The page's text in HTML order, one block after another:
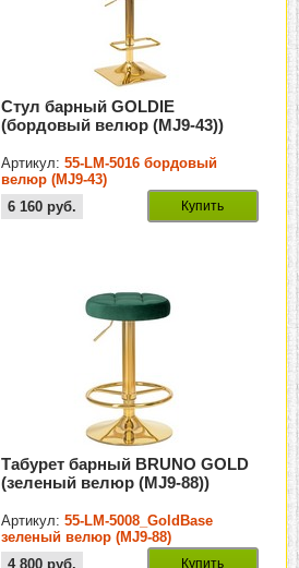
Стул барный GOLDIE
(бордовый велюр (MJ9-43))
Артикул:55-LM-5016 бордовый
велюр (MJ9-43)
6 160 руб. Купить
Табурет барный BRUNO GOLD
(зеленый велюр (MJ9-88))
Артикул:55-LM-5008_GoldBase
зеленый велюр (MJ9-88)
4 800 руб. Купить